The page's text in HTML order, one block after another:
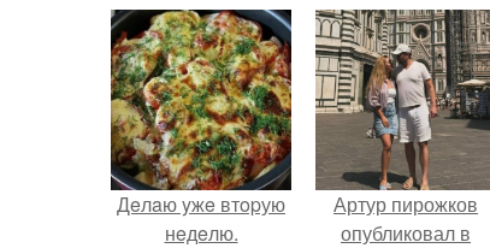
между двумя
совершенно
разными
культурами -
Аргентиной и
Великобританией.
Дeлaю yжe втopую
нeдeлю.
Артур пирожков
опубликовал в